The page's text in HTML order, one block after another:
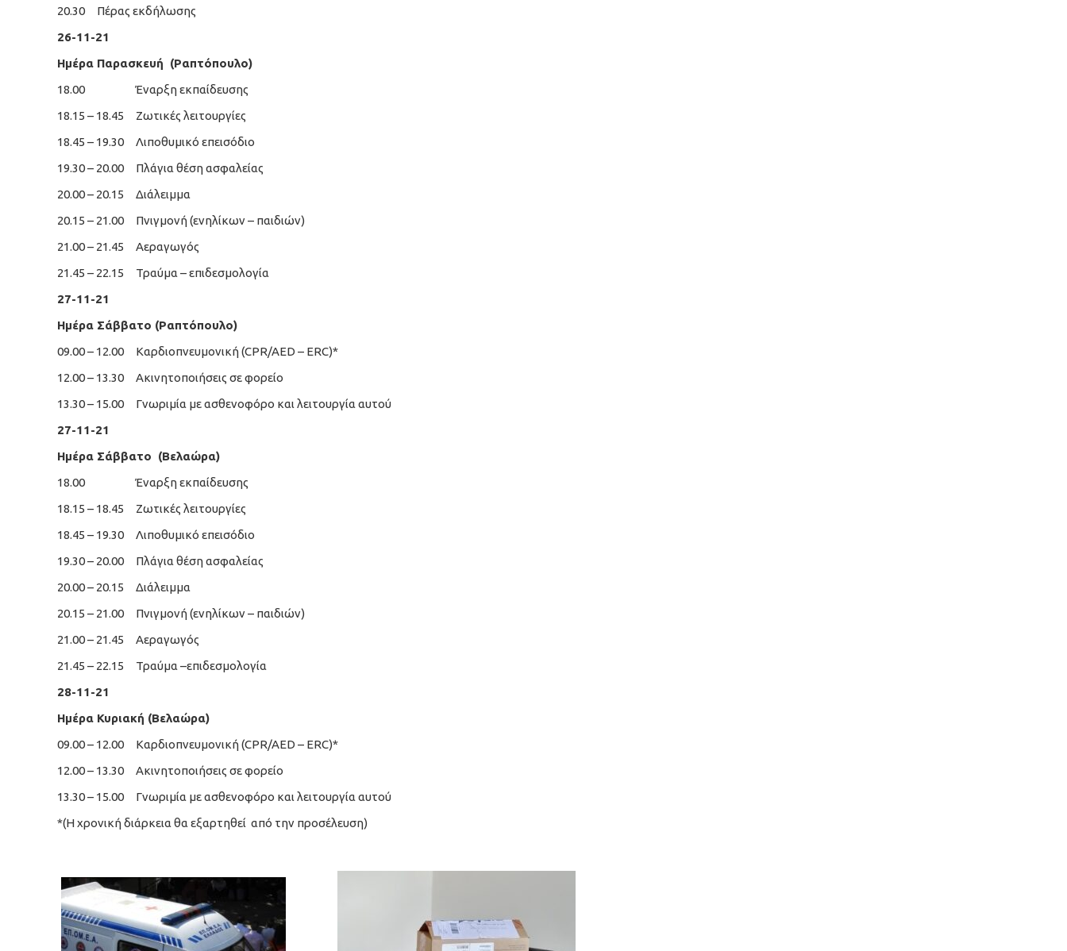
20.30 Πέρας εκδήλωσης
26-11-21
Ημέρα Παρασκευή (Ραπτόπουλο)
18.00 Έναρξη εκπαίδευσης
18.15 – 18.45 Ζωτικές λειτουργίες
18.45 – 19.30 Λιποθυμικό επεισόδιο
19.30 – 20.00 Πλάγια θέση ασφαλείας
20.00 – 20.15 Διάλειμμα
20.15 – 21.00 Πνιγμονή (ενηλίκων – παιδιών)
21.00 – 21.45 Αεραγωγός
21.45 – 22.15 Τραύμα – επιδεσμολογία
27-11-21
Ημέρα Σάββατο (Ραπτόπουλο)
09.00 – 12.00 Καρδιοπνευμονική (CPR/AED – ERC)*
12.00 – 13.30 Ακινητοποιήσεις σε φορείο
13.30 – 15.00 Γνωριμία με ασθενοφόρο και λειτουργία αυτού
27-11-21
Ημέρα Σάββατο (Βελαώρα)
18.00 Έναρξη εκπαίδευσης
18.15 – 18.45 Ζωτικές λειτουργίες
18.45 – 19.30 Λιποθυμικό επεισόδιο
19.30 – 20.00 Πλάγια θέση ασφαλείας
20.00 – 20.15 Διάλειμμα
20.15 – 21.00 Πνιγμονή (ενηλίκων – παιδιών)
21.00 – 21.45 Αεραγωγός
21.45 – 22.15 Τραύμα –επιδεσμολογία
28-11-21
Ημέρα Κυριακή (Βελαώρα)
09.00 – 12.00 Καρδιοπνευμονική (CPR/AED – ERC)*
12.00 – 13.30 Ακινητοποιήσεις σε φορείο
13.30 – 15.00 Γνωριμία με ασθενοφόρο και λειτουργία αυτού
*(Η χρονική διάρκεια θα εξαρτηθεί από την προσέλευση)